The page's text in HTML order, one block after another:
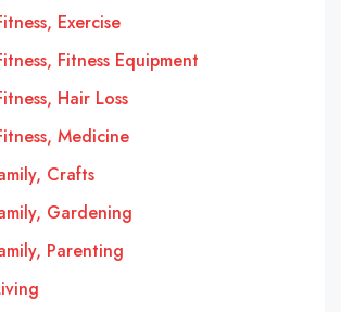
Exercise
Fitness Equipment
Hair Loss
Medicine
Crafts
Gardening
Parenting